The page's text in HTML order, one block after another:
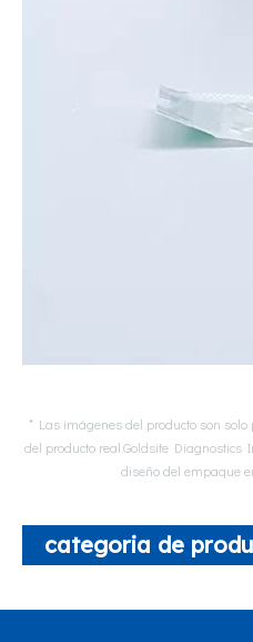
* Las imágenes del producto son
del producto real.Goldsite Diagnostics
diseño del empaque
categoria de